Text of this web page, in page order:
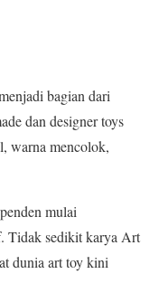
bagian dari
dan designer toys
warna mencolok,
mulai
Tidak sedikit karya Art
dunia art toy kini